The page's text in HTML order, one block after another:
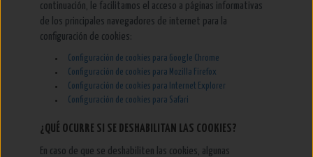
continuación, le facilitamos el acceso a páginas informativas
de los principales navegadores de internet para la
configuración de cookies:
Configuración de cookies para Google Chrome
Configuración de cookies para Mozilla Firefox
Configuración de cookies para Internet Explorer
Configuración de cookies para Safari
¿QUÉ OCURRE SI SE DESHABILITAN LAS COOKIES?
En caso de que se deshabiliten las cookies, algunas